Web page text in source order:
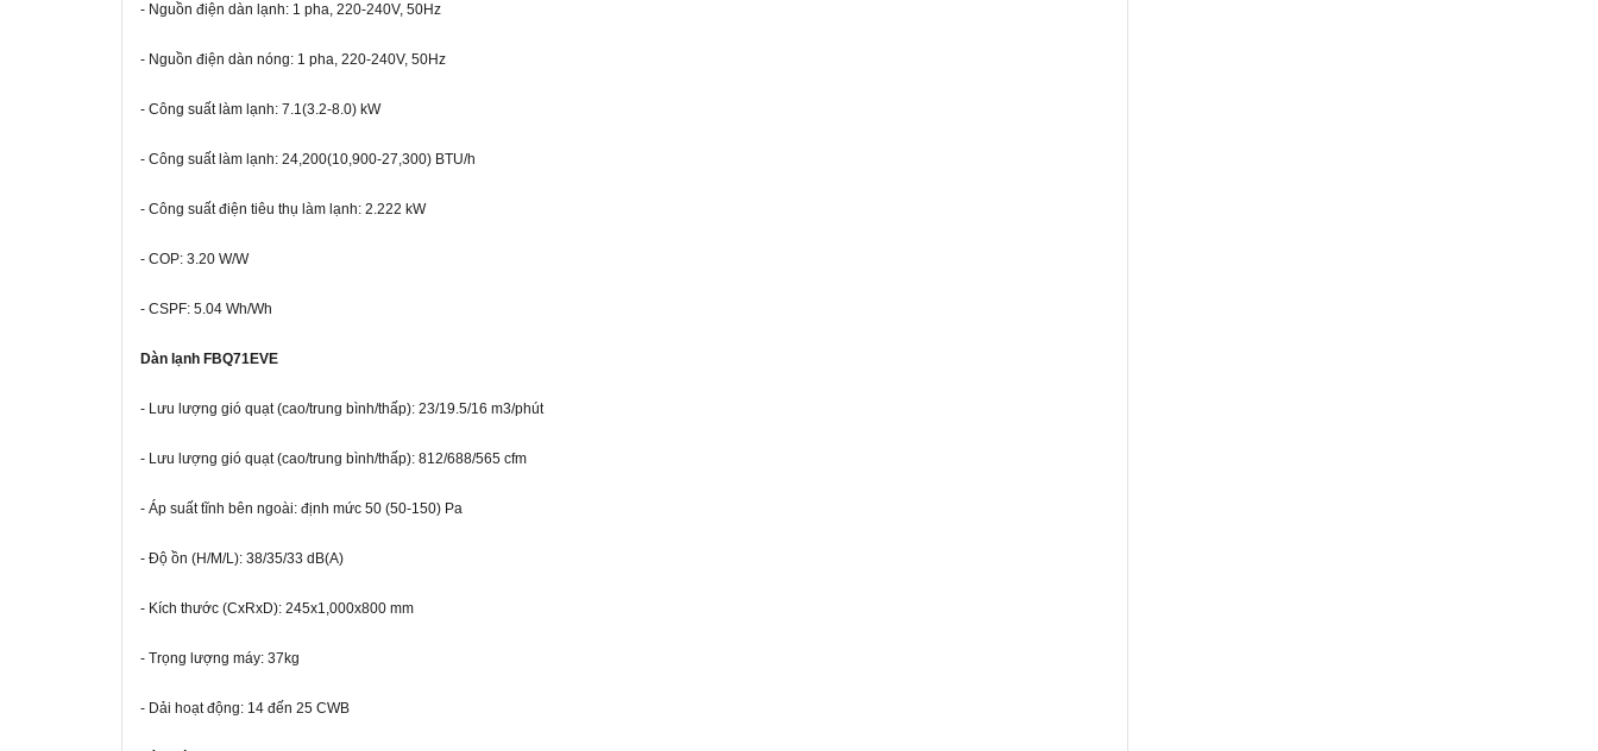
- Nguồn điện dàn lạnh: 1 pha, 220-240V, 50Hz
- Nguồn điện dàn nóng: 1 pha, 220-240V, 50Hz
- Công suất làm lạnh: 7.1(3.2-8.0) kW
- Công suất làm lạnh: 24,200(10,900-27,300) BTU/h
- Công suất điện tiêu thụ làm lạnh: 2.222 kW
- COP: 3.20 W/W
- CSPF: 5.04 Wh/Wh
Dàn lạnh FBQ71EVE
- Lưu lượng gió quạt (cao/trung bình/thấp): 23/19.5/16 m3/phút
- Lưu lượng gió quạt (cao/trung bình/thấp): 812/688/565 cfm
- Áp suất tĩnh bên ngoài: định mức 50 (50-150) Pa
- Độ ồn (H/M/L): 38/35/33 dB(A)
- Kích thước (CxRxD): 245x1,000x800 mm
- Trọng lượng máy: 37kg
- Dải hoạt động: 14 đến 25 CWB